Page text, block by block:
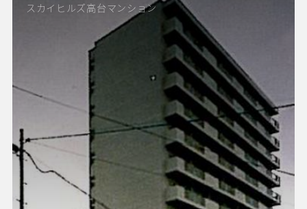
スカイヒルズ高台マンション